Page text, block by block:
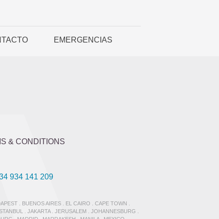
EMERGENCIAS
& CONDITIONS
934 141 209
. BUENOS AIRES . EL CAIRO . CAPE TOWN .
. JAKARTA . JERUSALEM . JOHANNESBURG .